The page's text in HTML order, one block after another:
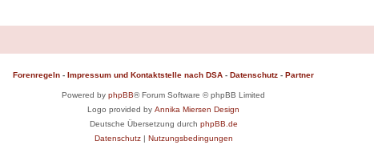
Forenregeln - Impressum und Kontaktstelle nach DSA - Datenschutz - Partner
Powered by phpBB® Forum Software © phpBB Limited
Logo provided by Annika Miersen Design
Deutsche Übersetzung durch phpBB.de
Datenschutz| Nutzungsbedingungen